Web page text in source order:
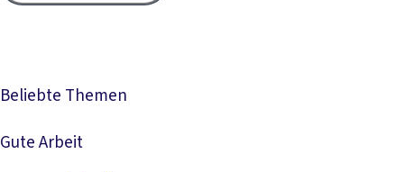
Beliebte Themen
Gute Arbeit